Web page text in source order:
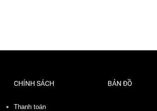
CHÍNH SÁCH
Thanh toán
BẢN ĐỒ